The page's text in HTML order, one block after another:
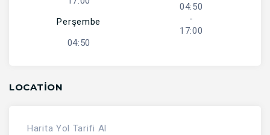
Perşembe
04:50
04:50
-
17:00
LOCATION
Harita Yol Tarifi Al